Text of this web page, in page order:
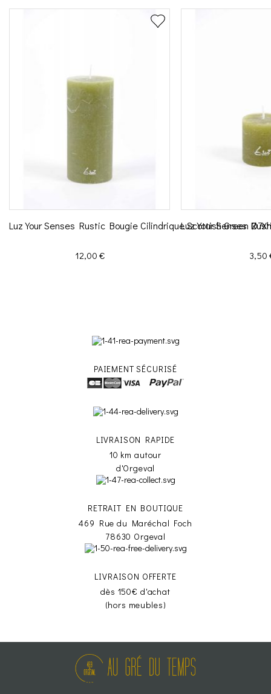
Luz Your Senses Rustic Bougie Cilindrique Scottish Green
Prix
12,00 €
Luz Your Senses
Prix
3,50
PAIEMENT SÉCURISÉ
LIVRAISON RAPIDE
10 km autour
d'Orgeval
RETRAIT EN BOUTIQUE
469 Rue du Maréchal Foch
78630 Orgeval
LIVRAISON OFFERTE
dès 150€ d'achat
(hors meubles)